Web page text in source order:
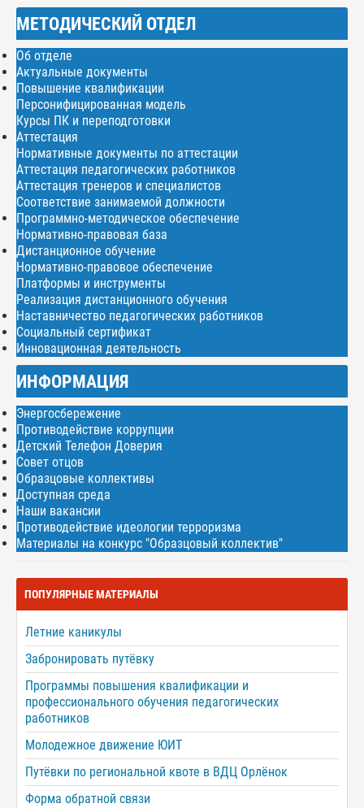
МЕТОДИЧЕСКИЙ ОТДЕЛ
Об отделе
Актуальные документы
Повышение квалификации
Персонифицированная модель
Курсы ПК и переподготовки
Аттестация
Нормативные документы по аттестации
Аттестация педагогических работников
Аттестация тренеров и специалистов
Соответствие занимаемой должности
Программно-методическое обеспечение
Нормативно-правовая база
Дистанционное обучение
Нормативно-правовое обеспечение
Платформы и инструменты
Реализация дистанционного обучения
Наставничество педагогических работников
Социальный сертификат
Инновационная деятельность
ИНФОРМАЦИЯ
Энергосбережение
Противодействие коррупции
Детский Телефон Доверия
Совет отцов
Образцовые коллективы
Доступная среда
Наши вакансии
Противодействие идеологии терроризма
Материалы на конкурс "Образцовый коллектив"
ПОПУЛЯРНЫЕ МАТЕРИАЛЫ
Летние каникулы
Забронировать путёвку
Программы повышения квалификации и
профессионального обучения педагогических
работников
Молодежное движение ЮИТ
Путёвки по региональной квоте в ВДЦ Орлёнок
Форма обратной связи